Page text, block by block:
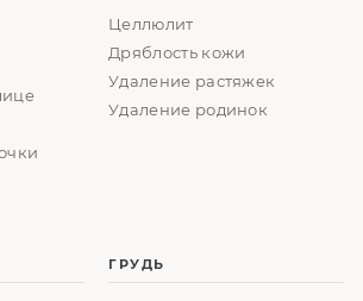
Целлюлит
Дряблость кожи
Удаление растяжек
Удаление родинок
ГРУДЬ